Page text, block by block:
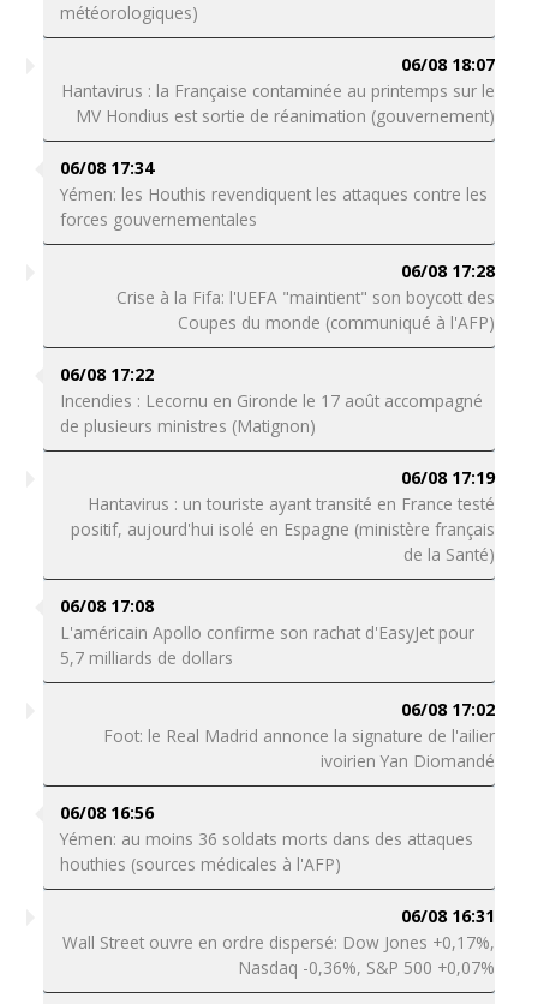
météorologiques)
06/08 18:07
Hantavirus : la Française contaminée au printemps sur le
MV Hondius est sortie de réanimation (gouvernement)
06/08 17:34
Yémen: les Houthis revendiquent les attaques contre les
forces gouvernementales
06/08 17:28
Crise à la Fifa: l'UEFA "maintient" son boycott des
Coupes du monde (communiqué à l'AFP)
06/08 17:22
Incendies : Lecornu en Gironde le 17 août accompagné
de plusieurs ministres (Matignon)
06/08 17:19
Hantavirus : un touriste ayant transité en France testé
positif, aujourd'hui isolé en Espagne (ministère français
de la Santé)
06/08 17:08
L'américain Apollo confirme son rachat d'EasyJet pour
5,7 milliards de dollars
06/08 17:02
Foot: le Real Madrid annonce la signature de l'ailier
ivoirien Yan Diomandé
06/08 16:56
Yémen: au moins 36 soldats morts dans des attaques
houthies (sources médicales à l'AFP)
06/08 16:31
Wall Street ouvre en ordre dispersé: Dow Jones +0,17%,
Nasdaq -0,36%, S&P 500 +0,07%